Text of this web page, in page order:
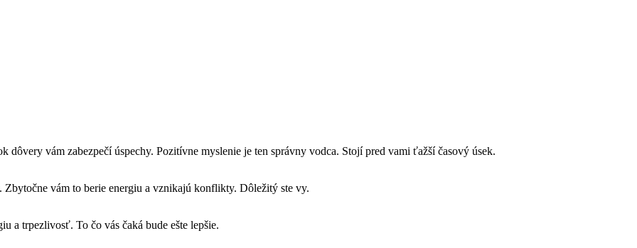
dôvery vám zabezpečí úspechy. Pozitívne myslenie je ten správny vodca. Stojí pred vami ťažší časový úsek.
vám to berie energiu a vznikajú konflikty. Dôležitý ste vy.
a trpezlivosť. To čo vás čaká bude ešte lepšie.